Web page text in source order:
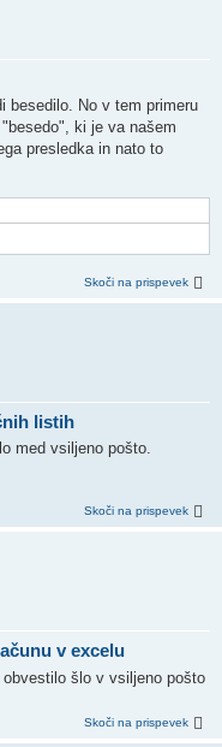
besedilo. No v tem primeru
ki je va našem
presledka in nato to
Skoči na prispevek
listih
med vsiljeno pošto.
Skoči na prispevek
v excelu
šlo v vsiljeno pošto
Skoči na prispevek